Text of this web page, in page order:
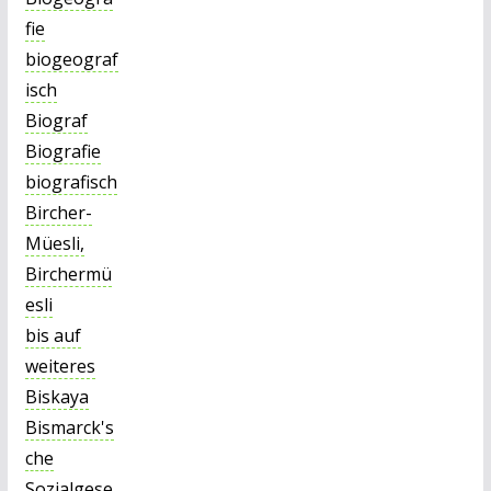
fie
biogeograf
isch
Biograf
Biografie
biografisch
Bircher-
Müesli,
Birchermü
esli
bis auf
weiteres
Biskaya
Bismarck's
che